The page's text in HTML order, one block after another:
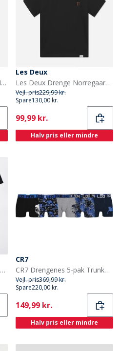
Name It Børne Danmark VM Fodbold Sæt True Red Denmark
Les Deux
Les Deux Drenge Norregaard T Shirt Sort/Orange
Vejl. pris229,99 kr.
Spare130,00 kr.
Current
99,99 kr.
Halv pris eller mindre
JACK & JONES Drengepak med 3 Luke T-shirts Sort
CR7
CR7 Drengenes 5-pak Trunker Multifarvet
Vejl. pris369,99 kr.
Spare220,00 kr.
Current
149,99 kr.
Halv pris eller mindre